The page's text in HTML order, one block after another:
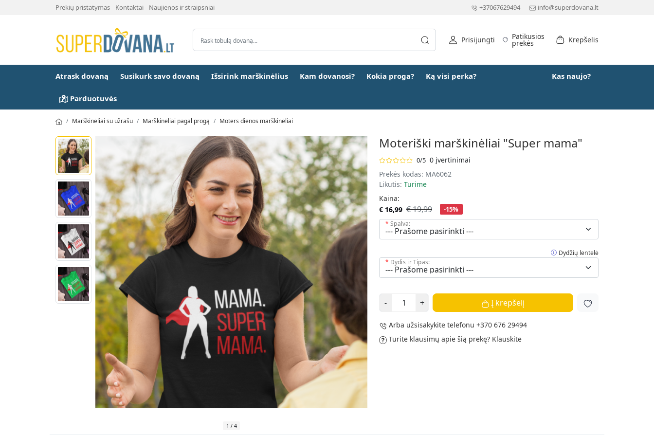
Prekių pristatymas Kontaktai Naujienos ir straipsniai +37067629494 info@superdovana.lt
Prisijungti Patikusios
prekės Krepšelis
Atrask dovaną Susikurk savo dovaną Išsirink marškinėlius Kam dovanosi? Kokia proga? Ką visi perka? Kas naujo?
Parduotuvės
Marškinėliai su užrašu Marškinėliai pagal progą Moters dienos marškinėliai
1 / 4
Moteriški marškinėliai "Super mama"
0/5 0 įvertinimai
Prekės kodas: MA6062
Likutis: Turime
Kaina:
€ 16,99 € 19,99 -15%
Spalva:
Dydžių lentelė
Dydis ir Tipas:
- + Į krepšelį
Arba užsisakykite telefonu +370 676 29494
Turite klausimų apie šią prekę? Klauskite